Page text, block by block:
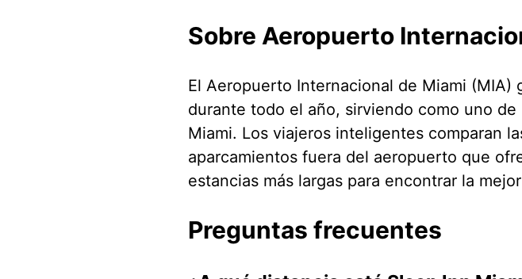
Sobre Aeropuerto
El Aeropuerto Internacional de Miami
durante todo el año, sirviendo como uno
Miami. Los viajeros inteligentes comparan
aparcamientos fuera del aeropuerto que
estancias más largas para encontrar la
Preguntas frecuentes